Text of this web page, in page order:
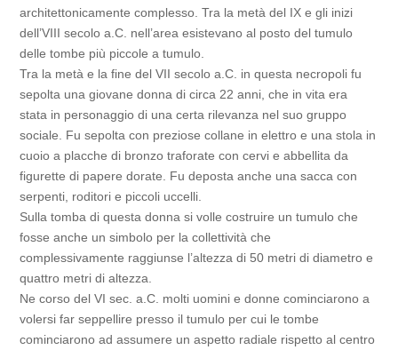
architettonicamente complesso. Tra la metà del IX e gli inizi
dell’VIII secolo a.C. nell’area esistevano al posto del tumulo
delle tombe più piccole a tumulo.
Tra la metà e la fine del VII secolo a.C. in questa necropoli fu
sepolta una giovane donna di circa 22 anni, che in vita era
stata in personaggio di una certa rilevanza nel suo gruppo
sociale. Fu sepolta con preziose collane in elettro e una stola in
cuoio a placche di bronzo traforate con cervi e abbellita da
figurette di papere dorate. Fu deposta anche una sacca con
serpenti, roditori e piccoli uccelli.
Sulla tomba di questa donna si volle costruire un tumulo che
fosse anche un simbolo per la collettività che
complessivamente raggiunse l’altezza di 50 metri di diametro e
quattro metri di altezza.
Ne corso del VI sec. a.C. molti uomini e donne cominciarono a
volersi far seppellire presso il tumulo per cui le tombe
cominciarono ad assumere un aspetto radiale rispetto al centro